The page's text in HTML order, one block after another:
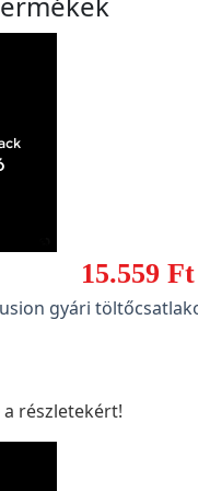
15.559 Ft
gyári
a részletekért!